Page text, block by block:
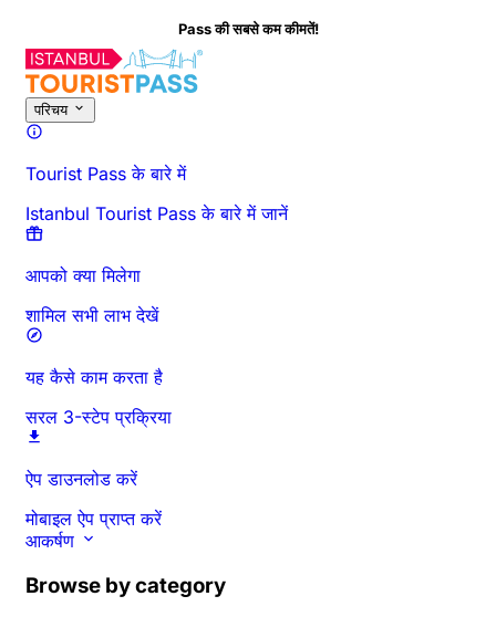
Pass की सबसे कम कीमतें!
परिचय
Tourist Pass के बारे में
Istanbul Tourist Pass के बारे में जानें
आपको क्या मिलेगा
शामिल सभी लाभ देखें
यह कैसे काम करता है
सरल 3-स्टेप प्रक्रिया
ऐप डाउनलोड करें
मोबाइल ऐप प्राप्त करें
आकर्षण
Browse by category
अवलोकन समय और अवधि विस्तृत जानकारी